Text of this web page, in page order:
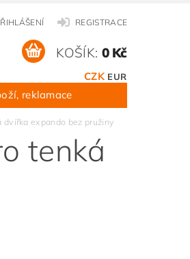
REGISTRACE
CZK EUR
KOŠÍK: 0 Kč
reklamace
dvířka expando bez pružiny
tenká